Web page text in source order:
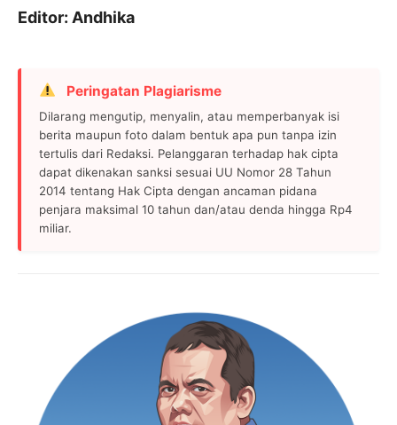
Editor: Andhika
Peringatan Plagiarisme
Dilarang mengutip, menyalin, atau memperbanyak isi
berita maupun foto dalam bentuk apa pun tanpa izin
tertulis dari Redaksi. Pelanggaran terhadap hak cipta
dapat dikenakan sanksi sesuai UU Nomor 28 Tahun
2014 tentang Hak Cipta dengan ancaman pidana
penjara maksimal 10 tahun dan/atau denda hingga Rp4
miliar.